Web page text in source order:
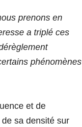
prenons en
a triplé ces
phénomènes
et de
sa densité sur